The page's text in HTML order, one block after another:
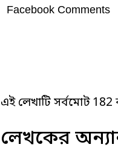
Facebook Comments
এই লেখাটি সর্বমোট
লেখকের